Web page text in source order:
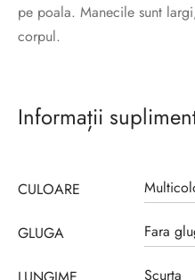
pe poala. Manecile sunt
corpul.
Informații
CULOARE
GLUGA Fara
Scurta